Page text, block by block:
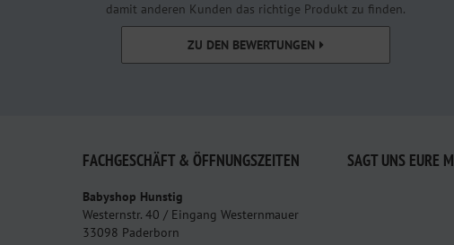
damit anderen Kunden das richtige Produkt zu finden.
ZU DEN BEWERTUNGEN
FACHGESCHÄFT & ÖFFNUNGSZEITEN
Babyshop Hunstig
Westernstr. 40 / Eingang Westernmauer
33098 Paderborn
SAGT UNS EURE